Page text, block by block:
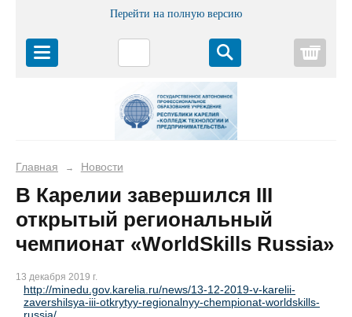
Перейти на полную версию
Главная → Новости
В Карелии завершился III
открытый региональный
чемпионат «WorldSkills Russia»
13 декабря 2019 г.
http://minedu.gov.karelia.ru/news/13-12-2019-v-karelii-
zavershilsya-iii-otkrytyy-regionalnyy-chempionat-worldskills-